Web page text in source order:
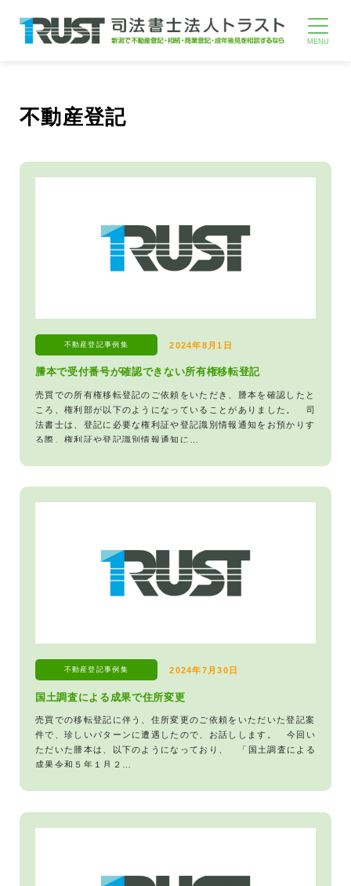
不動産登記
謄本で受付番号が確認できない所有権移転登記
不動産登記事例集 2024年8月1日
売買での所有権移転登記のご依頼をいただき、謄本を確認したと
ころ、権利部が以下のようになっていることがありました。 司
法書士は、登記に必要な権利証や登記識別情報通知をお預かりす
る際、権利証や登記識別情報通知に…
国土調査による成果で住所変更
不動産登記事例集 2024年7月30日
売買での移転登記に伴う、住所変更のご依頼をいただいた登記案
件で、珍しいパターンに遭遇したので、お話しします。 今回い
ただいた謄本は、以下のようになっており、 「国土調査による
成果令和５年１月２…